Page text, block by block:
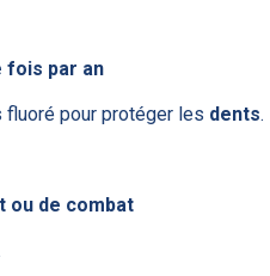
fois par an
fluoré pour protéger les dents.
ou de combat